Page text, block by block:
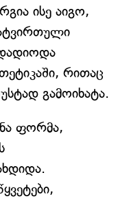
ისე აიგო,
რითაც
გამოიხატა.
ფორმა,